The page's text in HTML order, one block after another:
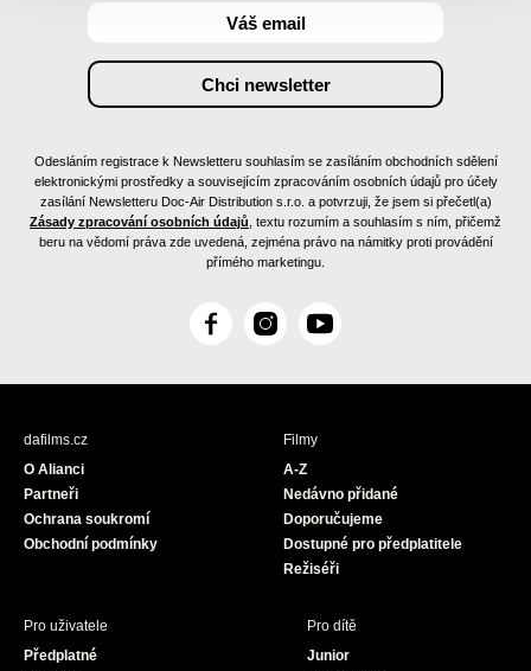
Odesláním registrace k Newsletteru souhlasím se zasíláním obchodních sdělení
elektronickými prostředky a souvisejícím zpracováním osobních údajů pro účely
zasílání Newsletteru Doc-Air Distribution s.r.o. a potvrzuji, že jsem si přečetl(a)
Zásady zpracování osobních údajů , textu rozumím a souhlasím s ním, přičemž
beru na vědomí práva zde uvedená, zejména právo na námitky proti provádění
přímého marketingu.
F
c
I
s
Y
u
dafilms.cz
O Alianci
Partneři
Ochrana soukromí
Obchodní podmínky
Filmy
A-Z
Nedávno přidané
Doporučujeme
Dostupné pro předplatitele
Režiséři
Pro uživatele
Předplatné
Pro dítě
Junior